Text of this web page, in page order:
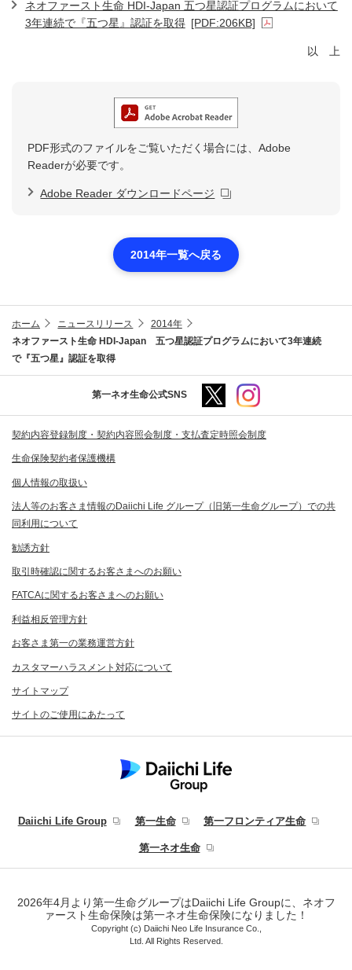
ネオファースト生命 HDI-Japan 五つ星認証プログラムにおいて
3年連続で『五つ星』認証を取得 [PDF:206KB]
以 上
PDF形式のファイルをご覧いただく場合には、Adobe
Readerが必要です。
Adobe Reader ダウンロードページ
2014年一覧へ戻る
ホーム ニュースリリース
2014年
ネオファースト生命 HDI-Japan 五つ星認証プログラムにおいて3年連続
で『五つ星』認証を取得
第一ネオ生命公式SNS
契約内容登録制度・契約内容照会制度・支払査定時照会制度
生命保険契約者保護機構
個人情報の取扱い
法人等のお客さま情報のDaiichi Life グループ（旧第一生命グループ）での共
同利用について
勧誘方針
取引時確認に関するお客さまへのお願い
FATCAに関するお客さまへのお願い
利益相反管理方針
お客さま第一の業務運営方針
カスタマーハラスメント対応について
サイトマップ
サイトのご使用にあたって
Daiichi Life Group 第一生命 第一フロンティア生命
第一ネオ生命
2026年4月より第一生命グループはDaiichi Life Groupに、ネオフ
ァースト生命保険は第一ネオ生命保険になりました！
Copyright (c) Daiichi Neo Life Insurance Co.,
Ltd. All Rights Reserved.